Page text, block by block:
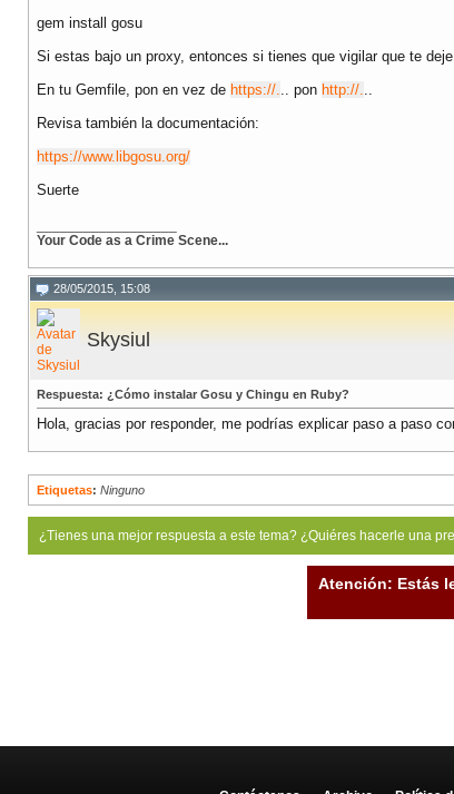
gem install gosu
Si estas bajo un proxy, entonces si tienes que vigilar que te
En tu Gemfile, pon en vez de https://... pon http://...
Revisa también la documentación:
https://www.libgosu.org/
Suerte
Your Code as a Crime Scene...
28/05/2015, 15:08
Skysiul
Respuesta: ¿Cómo instalar Gosu y Chingu en Ruby?
Hola, gracias por responder, me podrías explicar paso a paso
Etiquetas: Ninguno
¿Tienes una mejor respuesta a este tema? ¿Quiéres hacerle una
Atención: Estás